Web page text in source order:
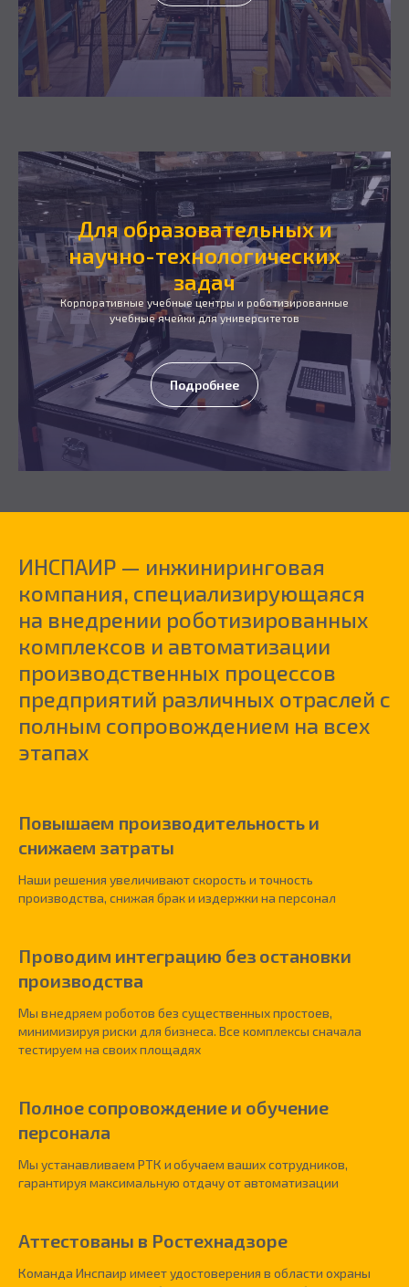
Для образовательных и
научно-технологических
задач
Корпоративные учебные центры и роботизированные
учебные ячейки для университетов
Подробнее
ИНСПАИР — инжиниринговая
компания, специализирующаяся
на внедрении роботизированных
комплексов и автоматизации
производственных процессов
предприятий различных отраслей с
полным сопровождением на всех
этапах
Повышаем производительность и
снижаем затраты
Наши решения увеличивают скорость и точность
производства, снижая брак и издержки на персонал
Проводим интеграцию без остановки
производства
Мы внедряем роботов без существенных простоев,
минимизируя риски для бизнеса. Все комплексы сначала
тестируем на своих площадях
Полное сопровождение и обучение
персонала
Мы устанавливаем РТК иобучаем ваших сотрудников,
гарантируя максимальную отдачу от автоматизации
Аттестованы в Ростехнадзоре
Команда Инспаир имеет удостоверения в области охраны